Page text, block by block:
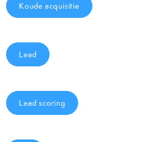
Koude acquisitie
Lead
Lead scoring